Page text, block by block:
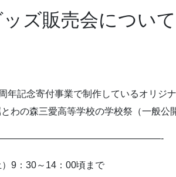
ズ販売会について
年記念寄付事業で制作しているオリジ
わの森三愛高等学校の学校祭（一般公
9：30～14：00頃まで